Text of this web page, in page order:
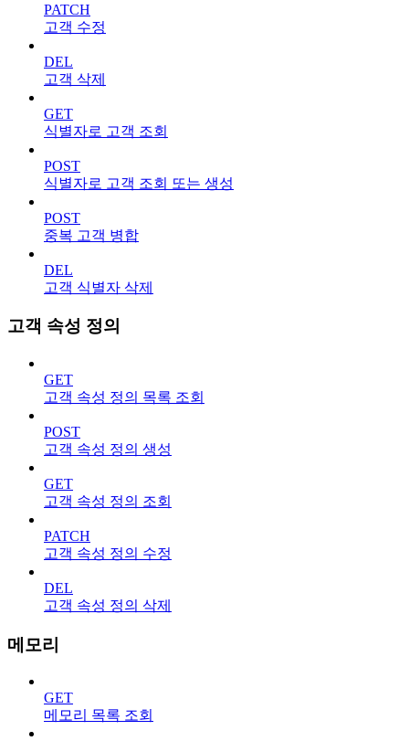
PATCH
고객 수정
DEL
고객 삭제
GET
식별자로 고객 조회
POST
식별자로 고객 조회 또는 생성
POST
중복 고객 병합
DEL
고객 식별자 삭제
고객 속성 정의
GET
고객 속성 정의 목록 조회
POST
고객 속성 정의 생성
GET
고객 속성 정의 조회
PATCH
고객 속성 정의 수정
DEL
고객 속성 정의 삭제
메모리
GET
메모리 목록 조회